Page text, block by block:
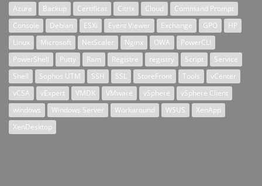
Azure Backup Certificat Citrix Cloud
Command Prompt
Console
Debian ESXi Event Viewer Exchange GPO
HP
Linux
Microsoft NetScaler Nginx OWA
PowerCLI
PowerShell
Putty Ram Registre registry Script
Service
Shell
Sophos UTM SSH SSL StoreFront Tools
vCenter
vCSA
vExpert VMDK VMware vSphere
vSphere Client
windows
Windows Server Workaround WSUS
XenApp
XenDesktop